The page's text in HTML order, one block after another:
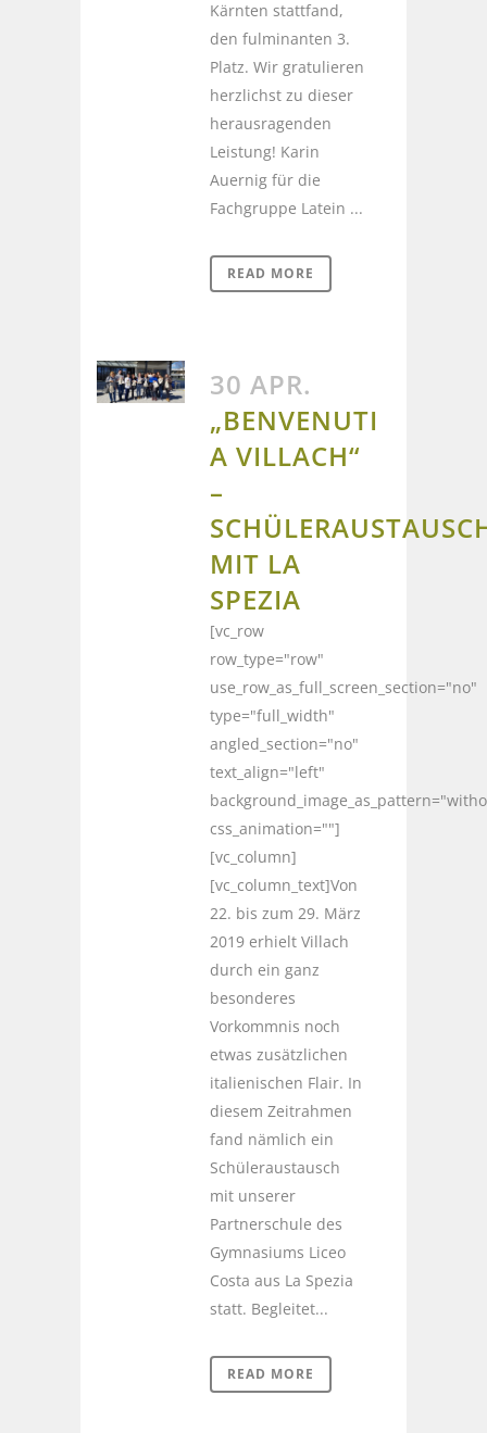
Kärnten stattfand,
den fulminanten 3.
Platz. Wir gratulieren
herzlichst zu dieser
herausragenden
Leistung! Karin
Auernig für die
Fachgruppe Latein ...
READ MORE
30 APR.
„BENVENUTI
A VILLACH“
–
MIT LA
SPEZIA
[vc_row
row_type="row"
use_row_as_full_screen_section="no"
type="full_width"
angled_section="no"
text_align="left"
css_animation=""]
[vc_column]
[vc_column_text]Von
22. bis zum 29. März
2019 erhielt Villach
durch ein ganz
besonderes
Vorkommnis noch
etwas zusätzlichen
italienischen Flair. In
diesem Zeitrahmen
fand nämlich ein
Schüleraustausch
mit unserer
Partnerschule des
Gymnasiums Liceo
Costa aus La Spezia
statt. Begleitet...
READ MORE